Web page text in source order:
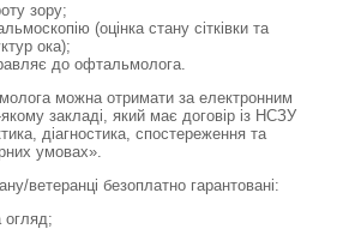
зору;
(оцінка стану сітківки та
ока);
до офтальмолога.
можна отримати за електронним
закладі, який має договір із НСЗУ
діагностика, спостереження та
умовах».
ветеранці безоплатно гарантовані:
огляд;